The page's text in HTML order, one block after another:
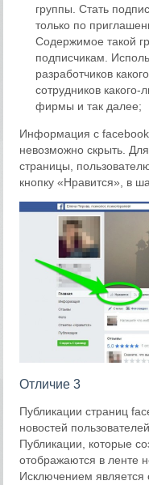
группы. Стать
только по
Содержимое такой
подписчикам.
разработчиков
сотрудников
фирмы и так далее;
Информация с facebook
невозможно скрыть.
страницы,
кнопку «Нравится», в
Отличие 3
Публикации страниц
новостей
Публикации, которые
отображаются в ленте
Исключением является